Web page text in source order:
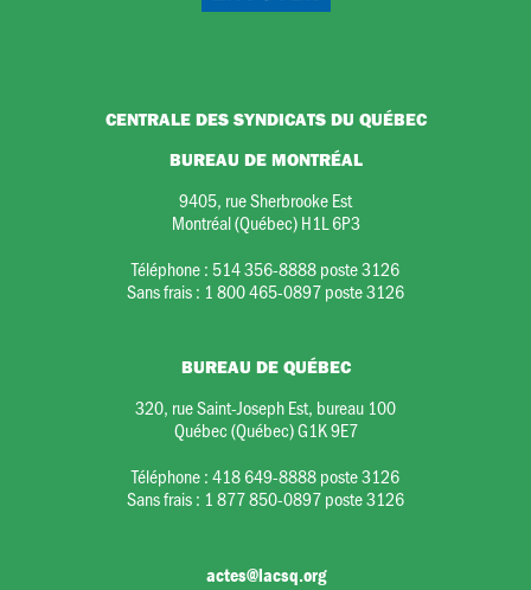
CENTRALE DES SYNDICATS DU QUÉBEC
BUREAU DE MONTRÉAL
9405, rue Sherbrooke Est
Montréal (Québec) H1L 6P3
Téléphone : 514 356-8888 poste 3126
Sans frais : 1 800 465-0897 poste 3126
BUREAU DE QUÉBEC
320, rue Saint-Joseph Est, bureau 100
Québec (Québec) G1K 9E7
Téléphone :418 649-8888 poste 3126
Sans frais : 1 877 850-0897 poste 3126
actes@lacsq.org